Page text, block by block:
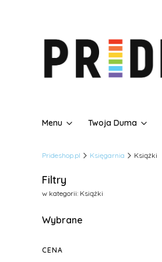
Menu Twoja Duma
Prideshop.pl Księgarnia Książki
Filtry
w kategorii: Książki
Wybrane
CENA